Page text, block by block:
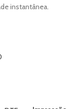
instantânea.